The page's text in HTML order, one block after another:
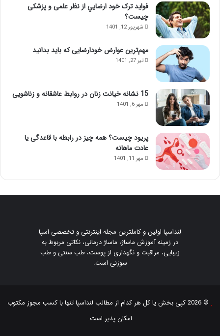
فواید ترک خود ارضايي از نظر علمی و پزشکی
چیست؟
شهریور 12, 1401
مهم‌ترین عوارض خودارضایی که باید بدانید
تیر 27, 1401
15 نشانه خیانت زنان در روابط عاشقانه و زناشویی
مهر 6, 1401
پریود چیست؟ همه چیز در رابطه با قاعدگی یا
عادت ماهانه
مهر 11, 1401
لنداسپا اولین و کاملترین مجله اینترنتی و تخصصی اسپا
در زمینه آموزش ماساژ، ماساژ درمانی، نکاتی مربوط به
زیبایی، مراقبت و نگهداری از پوست، طب سنتی و طب
سوزنی است.
© 2026 کپی بخش یا کل هر کدام از مطالب لنداسپاتنها با کسب مجوز مکتوب
امکان پذیر است.